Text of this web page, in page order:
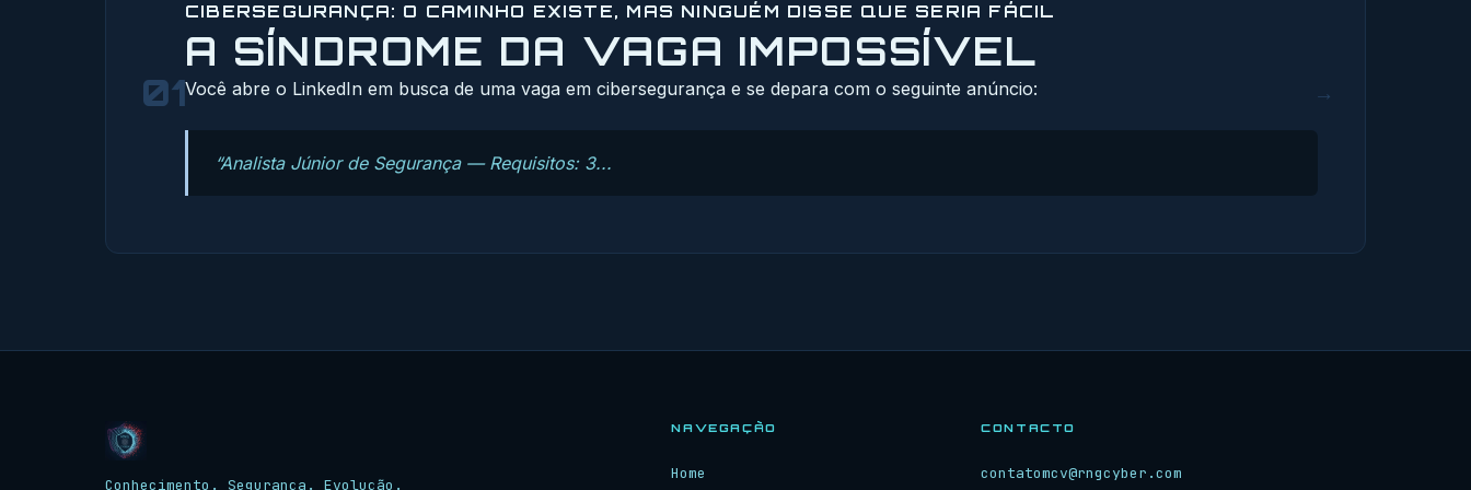
01
CIBERSEGURANÇA: O CAMINHO EXISTE, MAS NINGUÉM DISSE QUE SERIA FÁCIL
A SÍNDROME DA VAGA IMPOSSÍVEL
Você abre o LinkedIn em busca de uma vaga em cibersegurança e se depara com o seguinte anúncio:
“Analista Júnior de Segurança — Requisitos: 3...
→
Conhecimento. Segurança. Evolução.
NAVEGAÇÃO
Home
CONTACTO
contatomcv@rngcyber.com